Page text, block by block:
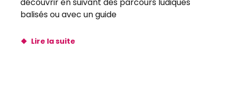
balisés ou avec un guide
Lire la suite